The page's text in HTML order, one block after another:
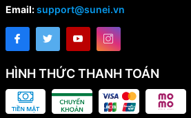
Email:support@sunei.vn
HÌNH THỨC THANH TOÁN